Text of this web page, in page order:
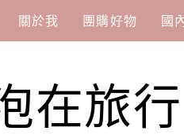
關於我 團購好物 國
在旅行